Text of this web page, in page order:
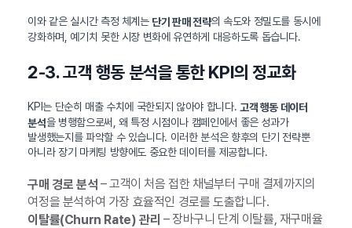
이와 같은 실시간 측정 체계는 단기 판매 전략의 속도와 정밀도를 동시에
강화하며, 예기치 못한 시장 변화에 유연하게 대응하도록 돕습니다.
2-3. 고객 행동 분석을 통한 KPI의 정교화
KPI는 단순히 매출 수치에 국한되지 않아야 합니다. 고객 행동 데이터
분석을 병행함으로써, 왜 특정 시점이나 캠페인에서 좋은 성과가
발생했는지를 파악할 수 있습니다. 이러한 분석은 향후의 단기 전략뿐
아니라 장기 마케팅 방향에도 중요한 데이터를 제공합니다.
구매 경로 분석 – 고객이 처음 접한 채널부터 구매 결제까지의
여정을 분석하여 가장 효율적인 경로를 도출합니다.
이탈률(Churn Rate) 관리 – 장바구니 단계 이탈률, 재구매율